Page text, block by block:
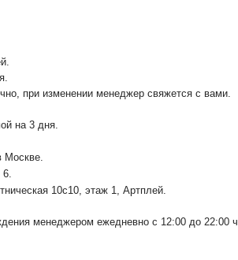
при изменении менеджер свяжется с вами.
на 3 дня.
Москве.
10с10 , этаж 1, Артплей.
менеджером ежедневно с 12:00 до 22:00 ч.